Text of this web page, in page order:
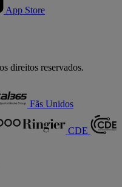
App Store
direitos reservados.
Fãs Unidos
CDE